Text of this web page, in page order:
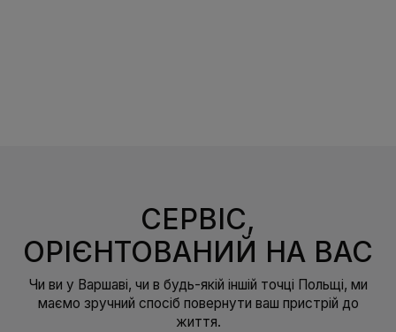
СЕРВІС,
ОРІЄНТОВАНИЙ НА ВАС
Чи ви у Варшаві, чи в будь-якій іншій точці Польщі, ми
маємо зручний спосіб повернути ваш пристрій до
життя.